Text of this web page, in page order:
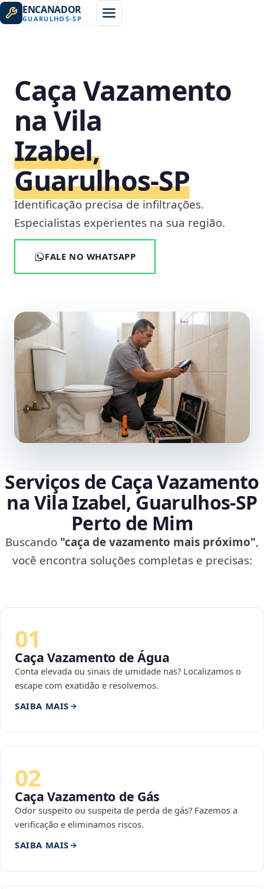
ENCANADOR
GUARULHOS-SP
Caça Vazamento
na Vila
Izabel,
Guarulhos‑SP
Identificação precisa de infiltrações.
Especialistas experientes na sua região.
FALE NO WHATSAPP
Serviços de Caça Vazamento
na Vila Izabel, Guarulhos‑SP
Perto de Mim
Buscando "caça de vazamento mais próximo",
você encontra soluções completas e precisas:
01
Caça Vazamento de Água
Conta elevada ou sinais de umidade nas? Localizamos o
escape com exatidão e resolvemos.
SAIBA MAIS
02
Caça Vazamento de Gás
Odor suspeito ou suspeita de perda de gás? Fazemos a
verificação e eliminamos riscos.
SAIBA MAIS